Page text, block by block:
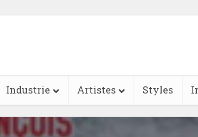
Industrie Artistes Styles